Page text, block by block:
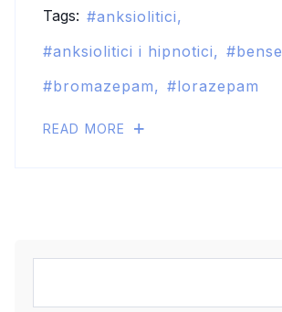
Tags:
anksiolitici
anksiolitici i hipnotici
bromazepam
lorazepam
READ MORE